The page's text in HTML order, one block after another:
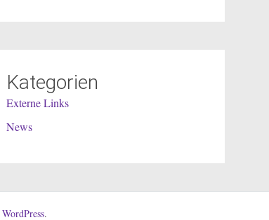
Kategorien
Externe Links
News
WordPress.